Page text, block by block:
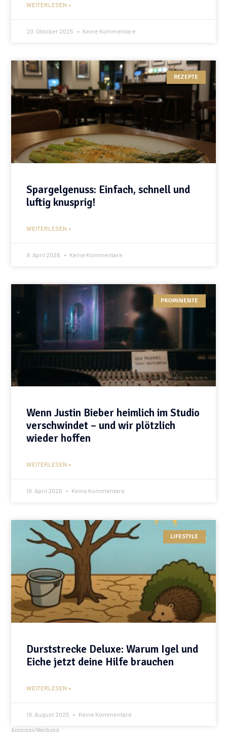
WEITERLESEN »
20. Oktober 2025 Keine Kommentare
REZEPTE
Spargelgenuss: Einfach, schnell und
luftig knusprig!
WEITERLESEN »
9. April 2026 Keine Kommentare
PROMINENTE
Wenn Justin Bieber heimlich im Studio
verschwindet – und wir plötzlich
wieder hoffen
WEITERLESEN »
10. April 2026 Keine Kommentare
LIFESTYLE
Durststrecke Deluxe: Warum Igel und
Eiche jetzt deine Hilfe brauchen
WEITERLESEN »
19. August 2025 Keine Kommentare
Anzeigen/Werbung